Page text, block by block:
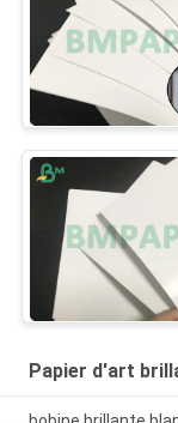
Papier d'art